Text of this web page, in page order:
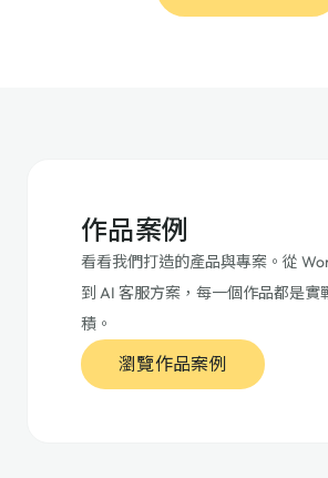
作品案例
看看我們打造的產品與專案。從
到 AI 客服方案，每一個作品都是實
積。
瀏覽作品案例